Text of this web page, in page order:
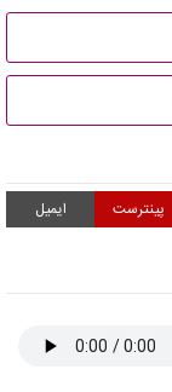
پینترست ایمیل